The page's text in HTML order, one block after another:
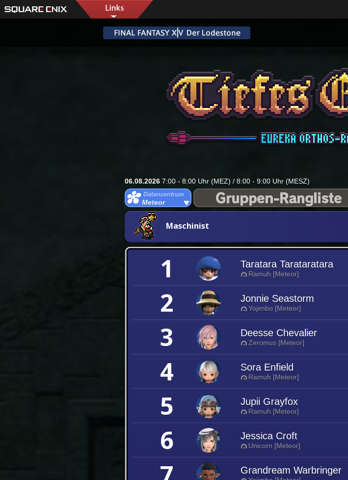
06.08.2026 7:00 - 8:00 Uhr (MEZ) / 8:00 - 9:00 Uhr (MESZ)
Meteor
Maschinist
1 Taratara Tarataratara
Ramuh [Meteor]
2 Jonnie Seastorm
Yojimbo [Meteor]
3 Deesse Chevalier
Zeromus [Meteor]
4 Sora Enfield
Ramuh [Meteor]
5 Jupii Grayfox
Ramuh [Meteor]
6 Jessica Croft
Unicorn [Meteor]
Grandream Warbringer